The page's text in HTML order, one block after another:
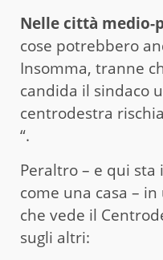
Nelle città medio-
cose potrebbero
Insomma, tranne
candida il sindaco
centrodestra
“.
Peraltro – e qui sta
come una casa –
che vede il
sugli altri: